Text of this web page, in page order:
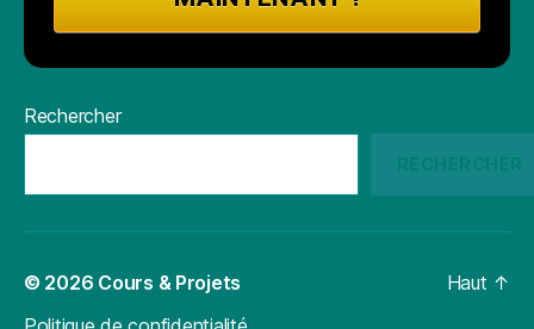
Rechercher
© 2026 Cours & Projets
Haut ↑